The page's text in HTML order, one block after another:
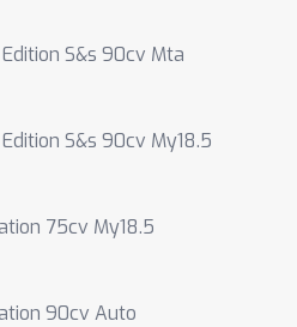
S&s 90cv Mta
S&s 90cv My18.5
75cv My18.5
90cv Auto